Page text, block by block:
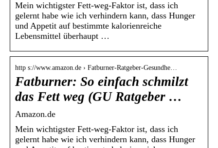
Mein wichtigster Fett-weg-Faktor ist, dass ich
gelernt habe wie ich verhindern kann, dass Hunger
und Appetit auf bestimmte kalorienreiche
Lebensmittel überhaupt …
http s://www.amazon.de › Fatburner-Ratgeber-Gesundhe…
Fatburner: So einfach schmilzt
das Fett weg (GU Ratgeber …
Amazon.de
Mein wichtigster Fett-weg-Faktor ist, dass ich
gelernt habe wie ich verhindern kann, dass Hunger